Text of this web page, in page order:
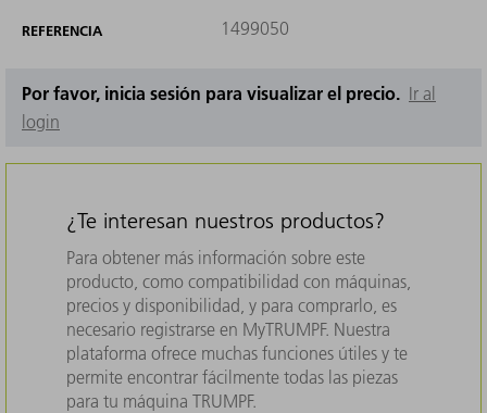
REFERENCIA 1499050
Por favor, inicia sesión para visualizar el precio. Ir al
login
¿Te interesan nuestros productos?
Para obtener más información sobre este
producto, como compatibilidad con máquinas,
precios y disponibilidad, y para comprarlo, es
necesario registrarse en MyTRUMPF. Nuestra
plataforma ofrece muchas funciones útiles y te
permite encontrar fácilmente todas las piezas
para tu máquina TRUMPF.